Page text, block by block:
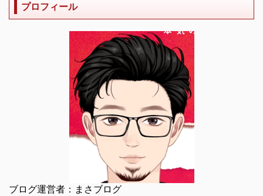
プロフィール
ブログ運営者：まさブログ